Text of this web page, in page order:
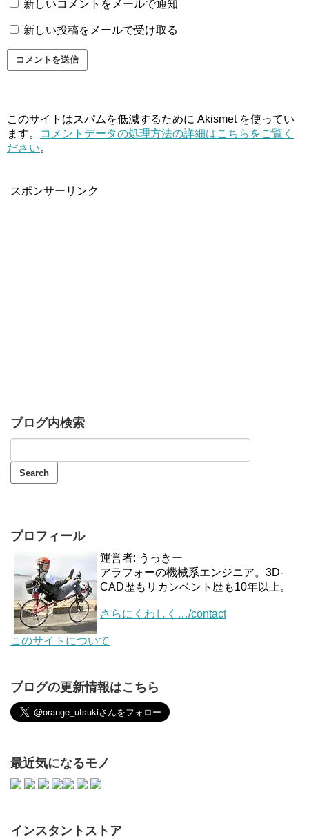
新しいコメントをメールで通知
新しい投稿をメールで受け取る
このサイトはスパムを低減するために Akismet を使ってい
ます。
コメントデータの処理方法の詳細はこちらをご覧く
ださい。
スポンサーリンク
ブログ内検索
プロフィール
運営者: うっきー
アラフォーの機械系エンジニア。3D-
CAD歴もリカンベント歴も10年以上。
さらにくわしく…/contact
このサイトについて
ブログの更新情報はこちら
最近気になるモノ
インスタントストア